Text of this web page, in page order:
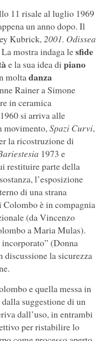
11 risale al luglio 1969
un anno dopo. Il
Kubrick,2001. Odissea
mostra indaga lesfide
e la sua idea di piano
moltadanza
Rainer a Simone
in ceramica
si arriva alle
movimento,Spazi Curvi,
la ricostruzione di
1973 e
restituire parte della
l’esposizione
di una strana
è in compagnia
(da Vincenzo
a Maria Mulas).
(Donna
discussione la sicurezza
e quella messa in
suggestione di un
dall’uso, in entrambi
per ristabilire lo